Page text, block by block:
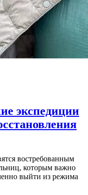
экспедиции
востребованным
которым важно
выйти из режима